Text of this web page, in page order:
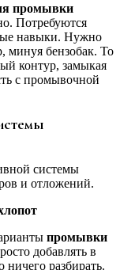
промывки
Потребуются
навыки. Нужно
минуя бензобак. То
контур, замыкая
с промывочной
системы
и отложений.
промывки
добавлять в
разбирать.